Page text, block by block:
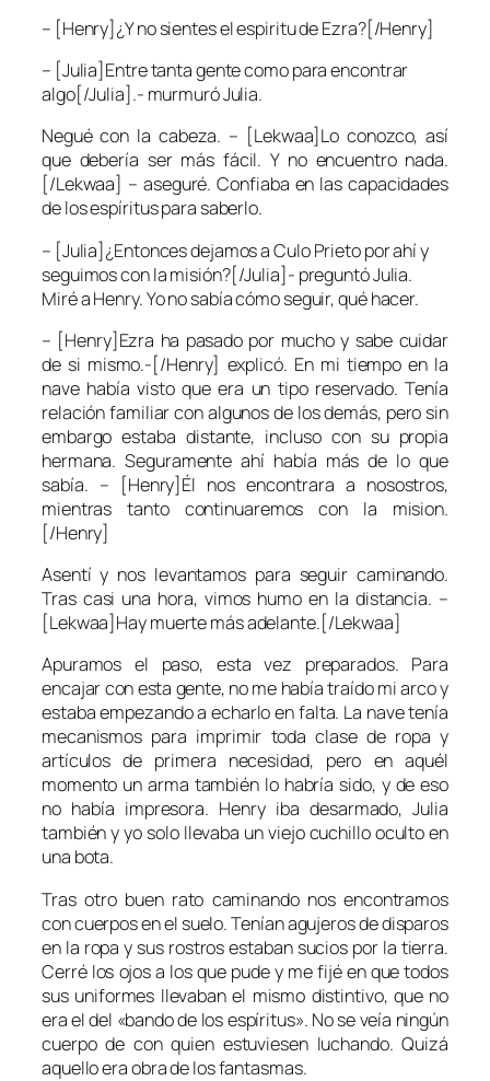
– [Henry]¿Y no sientes el espiritu de Ezra?[/Henry]
– [Julia]Entre tanta gente como para encontrar
algo[/Julia].- murmuró Julia.
Negué con la cabeza. – [Lekwaa]Lo conozco, así
que debería ser más fácil. Y no encuentro nada.
[/Lekwaa] – aseguré. Confiaba en las capacidades
de los espíritus para saberlo.
– [Julia]¿Entonces dejamos a Culo Prieto por ahí y
seguimos con la misión?[/Julia]- preguntó Julia.
Miré a Henry. Yo no sabía cómo seguir, qué hacer.
– [Henry]Ezra ha pasado por mucho y sabe cuidar
de si mismo.-[/Henry] explicó. En mi tiempo en la
nave había visto que era un tipo reservado. Tenía
relación familiar con algunos de los demás, pero sin
embargo estaba distante, incluso con su propia
hermana. Seguramente ahí había más de lo que
sabía. – [Henry]Él nos encontrara a nosostros,
mientras tanto continuaremos con la mision.
[/Henry]
Asentí y nos levantamos para seguir caminando.
Tras casi una hora, vimos humo en la distancia. –
[Lekwaa]Hay muerte más adelante.[/Lekwaa]
Apuramos el paso, esta vez preparados. Para
encajar con esta gente, no me había traído mi arco y
estaba empezando a echarlo en falta. La nave tenía
mecanismos para imprimir toda clase de ropa y
artículos de primera necesidad, pero en aquél
momento un arma también lo habría sido, y de eso
no había impresora. Henry iba desarmado, Julia
también y yo solo llevaba un viejo cuchillo oculto en
una bota.
Tras otro buen rato caminando nos encontramos
con cuerpos en el suelo. Tenían agujeros de disparos
en la ropa y sus rostros estaban sucios por la tierra.
Cerré los ojos a los que pude y me fijé en que todos
sus uniformes llevaban el mismo distintivo, que no
era el del «bando de los espíritus». No se veía ningún
cuerpo de con quien estuviesen luchando. Quizá
aquello era obra de los fantasmas.